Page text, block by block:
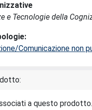
e Tecnologie della
Comunicazione non
a questo prodotto.